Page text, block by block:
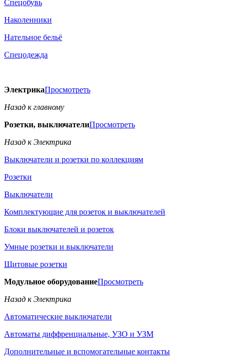
Спецобувь
Наколенники
Нательное бельё
Спецодежда
ЭлектрикаПросмотреть
Назад к главному
Розетки, выключателиПросмотреть
Назад к Электрика
Выключатели и розетки по коллекциям
Розетки
Выключатели
Комплектующие для розеток и выключателей
Блоки выключателей и розеток
Умные розетки и выключатели
Щитовые розетки
Модульное оборудованиеПросмотреть
Назад к Электрика
Автоматические выключатели
Автоматы диффренциальные, УЗО и УЗМ
Дополнительные и вспомогательные контакты